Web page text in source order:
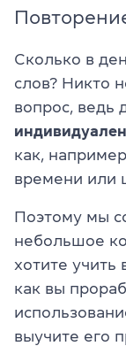
Сколько в
слов? Никто
вопрос, ведь
индивидуален
как,
времени или
Поэтому мы
небольшое
хотите учить
как вы
выучите его